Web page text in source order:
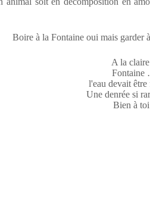
Boire à la Fontaine oui mais garder
A la
Fontaine
l'eau devait être
Une denrée si
Bien à